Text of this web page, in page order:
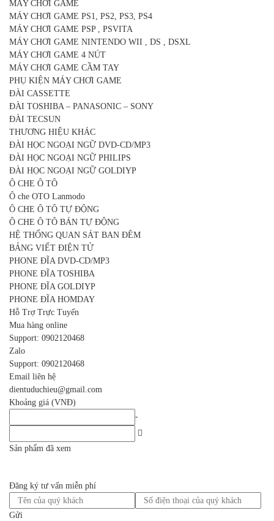
MÁY CHƠI GAME
MÁY CHƠI GAME PS1, PS2, PS3, PS4
MÁY CHƠI GAME PSP , PSVITA
MÁY CHƠI GAME NINTENDO WII , DS , DSXL
MÁY CHƠI GAME 4 NÚT
MÁY CHƠI GAME CẦM TAY
PHỤ KIỆN MÁY CHƠI GAME
ĐÀI CASSETTE
ĐÀI TOSHIBA – PANASONIC – SONY
ĐÀI TECSUN
THƯƠNG HIỆU KHÁC
ĐÀI HỌC NGOẠI NGỮ DVD-CD/MP3
ĐÀI HỌC NGOẠI NGỮ PHILIPS
ĐÀI HỌC NGOẠI NGỮ GOLDIYP
Ô CHE Ô TÔ
Ô che OTO Lanmodo
Ô CHE Ô TÔ TỰ ĐỘNG
Ô CHE Ô TÔ BÁN TỰ ĐỘNG
HỆ THỐNG QUAN SÁT BAN ĐÊM
BẢNG VIẾT ĐIỆN TỬ
PHONE ĐĨA DVD-CD/MP3
PHONE ĐĨA TOSHIBA
PHONE ĐĨA GOLDIYP
PHONE ĐĨA HOMDAY
Hỗ Trợ Trực Tuyến
Mua hàng online
Support: 0902120468
Zalo
Support: 0902120468
Email liên hệ
dientuduchieu@gmail.com
Khoảng giá (VNĐ)
-
Sản phẩm đã xem
Đăng ký tư vấn miễn phí
Gửi